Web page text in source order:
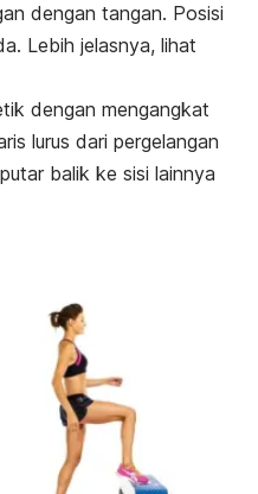
dengan tangan. Posisi
Lebih jelasnya, lihat
dengan mengangkat
lurus dari pergelangan
balik ke sisi lainnya